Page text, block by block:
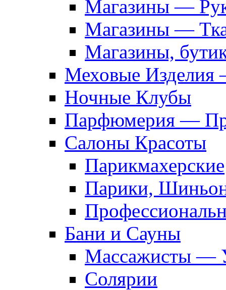
Магазины —
Магазины —
Магазины,
Меховые Изделия
Ночные Клубы
Парфюмерия —
Салоны Красоты
Парикмахерские
Парики,
Бани и Сауны
Массажисты —
Солярии